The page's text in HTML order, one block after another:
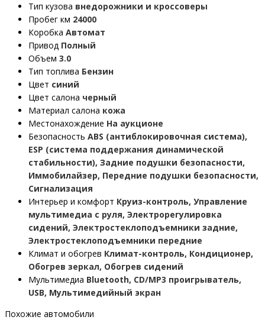
Тип кузова внедорожники и кроссоверы
Пробег км 24000
Коробка Автомат
Привод Полный
Объем 3.0
Тип топлива Бензин
Цвет синий
Цвет салона черный
Материал салона кожа
Местонахождение На аукционе
Безопасность ABS (антиблокировочная система),
ESP (система поддержания динамической
стабильности), Задние подушки безопасности,
Иммобилайзер, Передние подушки безопасности,
Сигнализация
Интерьер и комфорт Круиз-контроль, Управление
мультимедиа с руля, Электрорегулировка
сидений, Электростеклоподъемники задние,
Электростеклоподъемники передние
Климат и обогрев Климат-контроль, Кондиционер,
Обогрев зеркал, Обогрев сидений
Мультимедиа Bluetooth, CD/MP3 проигрыватель,
USB, Мультимедийный экран
Похожие автомобили